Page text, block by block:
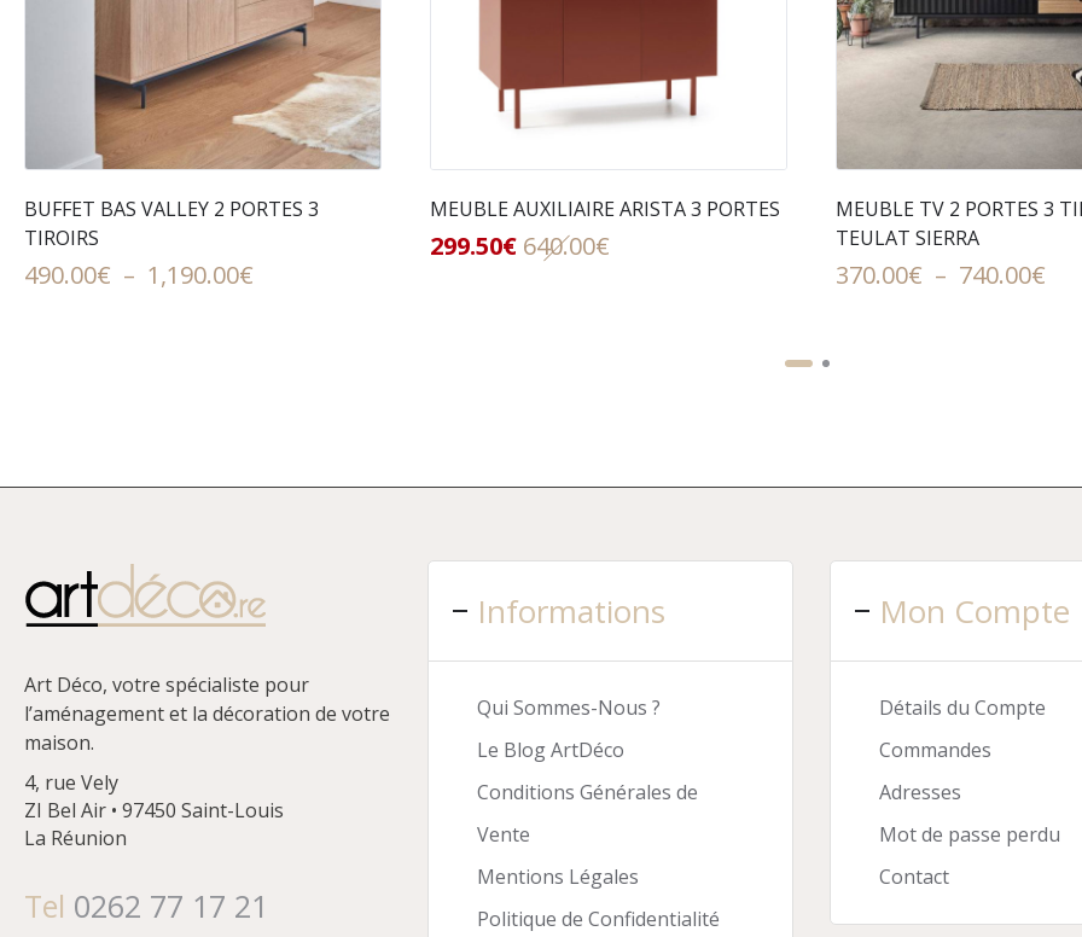
BUFFET BAS VALLEY 2 PORTES 3
TIROIRS
490.00€ – 1,190.00€
MEUBLE AUXILIAIRE ARISTA 3 PORTES
640.00€
299.50€
MEUBLE TV 2 PORTES 3
TEULAT SIERRA
370.00€ – 740.00€
Art Déco, votre spécialiste pour
l’aménagement et la décoration de votre
maison.
4, rue Vely
ZI Bel Air • 97450 Saint-Louis
La Réunion
Tel 0262 77 17 21
Informations
Qui Sommes-Nous ?
Le Blog ArtDéco
Conditions Générales de
Vente
Mentions Légales
Politique de Confidentialité
Mon Compte
Détails du Compte
Commandes
Adresses
Mot de passe perdu
Contact